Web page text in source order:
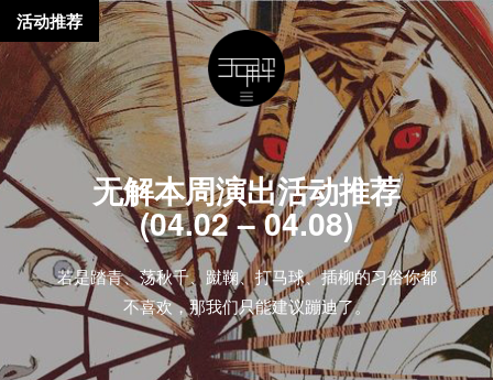
无解本周演出活动推荐
(04.02 – 04.08)
若是踏青、荡秋千、蹴鞠、打马球、插柳的习俗你都
不喜欢，那我们只能建议蹦迪了。
活动推荐